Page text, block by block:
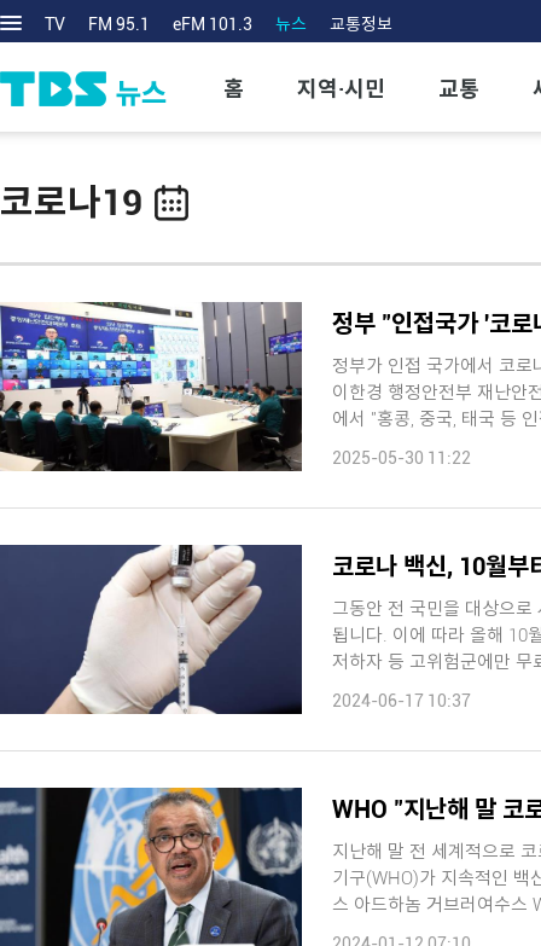
TV FM 95.1 eFM 101.3 뉴스 교통정보
홈 지역·시민 교통
코로나19
정부 "인접국가 '코
정부가 인접 국가에서 코
이한경 행정안전부 재난안
에서 "홍콩, 중국, 태국 등
...
2025-05-30 11:22
코로나 백신, 10월부
그동안 전 국민을 대상으
됩니다. 이에 따라 올해 10월부터 시작되는 예방접종부터 65세 이상 어르신과 면역
2024-06-17 10:37
WHO "지난해 말 코
지난해 말 전 세계적으로
기구(WHO)가 지속적인 백신
스 아드하놈 거브러여수스
...